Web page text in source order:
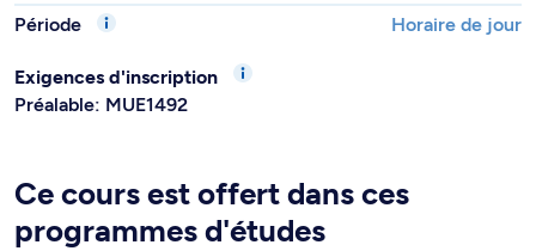
Période
Horaire de jour
Exigences d'inscription
Préalable: MUE1492
Ce cours est offert dans ces
programmes d'études